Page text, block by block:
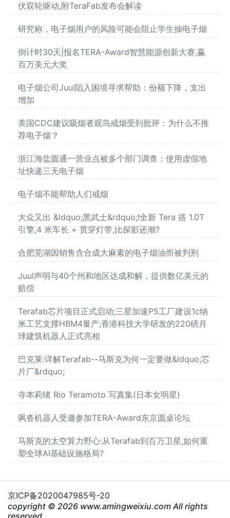
伏双轮驱动,附TeraFab发布会解读
研究称，电子烟用户的风险可能会阻止学生抽电子烟
倒计时30天|报名TERA-Award智慧能源创新大赛,赢
百万美元大奖
电子烟公司Juul陷入困境寻求帮助：份额下降，支出
增加
美国CDC建议吸烟者观鸟戒烟受到批评：为什么不推
荐电子烟？
浙江海盐圆通一营业点被多个部门调查：使用虚假地
址快递三无电子烟
电子烟不能帮助人们戒烟
大众又出 &ldquo;黑武士&rdquo;!全新 Tera 搭 1.0T
引擎,4 米车长 + 贯穿灯带,比探影还潮?
合肥芜湖因销售含合成大麻素的电子烟油而被判刑
Juul声明与40个州和地区达成和解，提供数亿美元的
赔偿
Terafab芯片项目正式启动;三星加速P5工厂建设1c纳
米工艺支撑HBM4量产;香港科技大学研发的220磅月
球建筑机器人正式亮相
巴克莱:详解Terafab--马斯克为何一定要做&ldquo;芯
片厂&rdquo;
寺本莉绪 Rio Teramoto 写真集(日本女明星)
飒沓机器人受邀参加TERA-Award东京圆桌论坛
马斯克的太空算力野心:从Terafab到百万卫星,如何重
塑全球AI基础设施格局?
京ICP备2020047985号-20
copyright © 2026 www.amingweixiu.com All rights